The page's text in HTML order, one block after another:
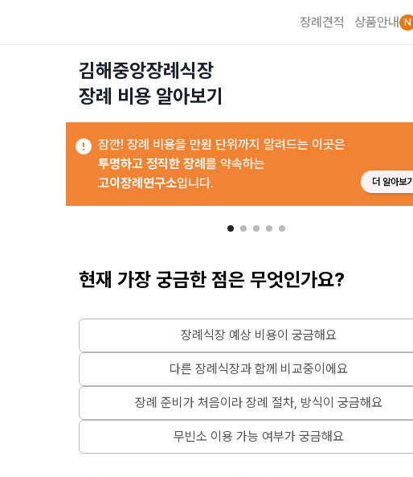
장례견적 상품안내 N
김해중앙장례식장
장례 비용 알아보기
잠깐! 장례 비용을 만원 단위까지 알려드는 이곳은
투명하고 정직한 장례 를 약속하는
고이장례연구소입니다. 더 알아보기
현재 가장 궁금한 점은 무엇인가요?
장례식장 예상 비용이 궁금해요
다른 장례식장과 함께 비교중이에요
장례 준비가 처음이라 장례 절차, 방식이 궁금해요
무빈소 이용 가능 여부가 궁금해요